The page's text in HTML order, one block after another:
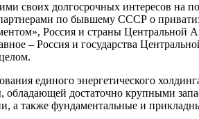
своих долгосрочных интересов на
партнерами по бывшему СССР о
Россия и страны Центральной
– Россия и государства
единого энергетического
достаточно крупными
а также фундаментальные и